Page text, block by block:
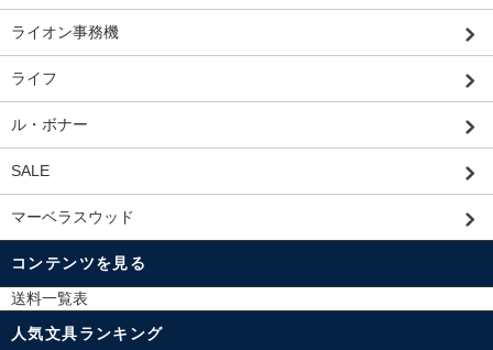
ライオン事務機
ライフ
ル・ボナー
SALE
マーベラスウッド
コンテンツを見る
送料一覧表
人気文具ランキング